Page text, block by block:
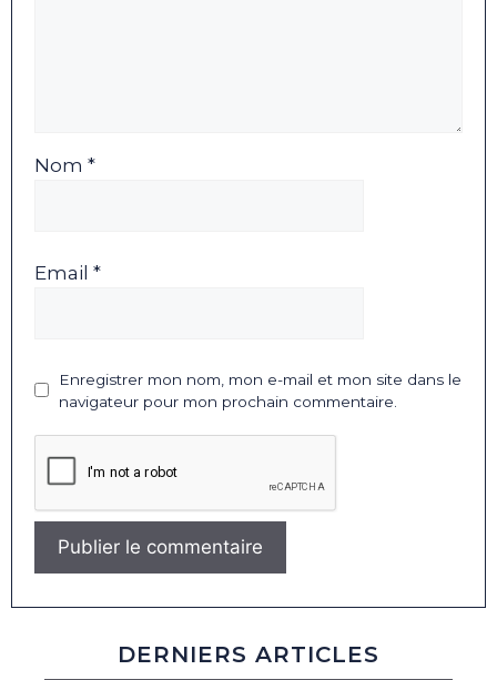
Nom *
Email *
Enregistrer mon nom, mon e-mail et mon site dans le
navigateur pour mon prochain commentaire.
DERNIERS ARTICLES